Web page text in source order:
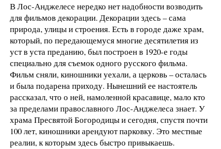
В Лос-Анджелесе нередко нет надобности возводить
для фильмов декорации. Декорации здесь – сама
природа, улицы и строения. Есть в городе даже храм,
который, по передающемуся многие десятилетия из
уст в уста преданию, был построен в 1920-е годы
специально для съемок одного русского фильма.
Фильм сняли, киношники уехали, а церковь – осталась
и была подарена приходу. Нынешний ее настоятель
рассказал, что о ней, намоленной красавице, мало кто
за пределами православного Лос-Анджелеса знает. У
храма Пресвятой Богородицы и сегодня, спустя почти
100 лет, киношники арендуют парковку. Это местные
реалии, к которым здесь быстро привыкаешь.